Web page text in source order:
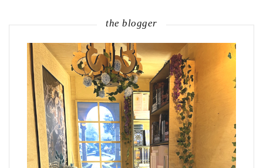
the blogger